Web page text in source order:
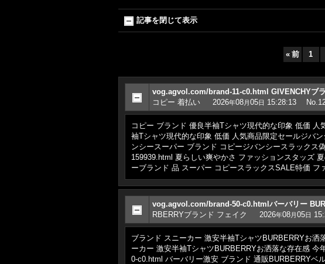
記事を閉じて表示
« 前 1
vog.agvol.com/brand-11-c0.html GIVENCHYブ
コピー 着払い
2026年08月05日 15:28:13
コピー ブランド 優良半袖Tシャツ現代的な印象 低価
袖Tシャツ現代的な印象 低価 人気商品限定セールジバ
ンシースーパー ブランド コピージバンシースラック
159939.html 夏らしい爽やかさ ファッションスタッズ
ーブランド 品 スーパー コピースラックスSALE特価
vog.agvol.com/brand-50-c0.htmlバーバリー
RBERRYブランド フェイク
2026年08月05日
ブランド スニーカー 激安半袖TシャツBURBERRYお
ーカー 激安半袖TシャツBURBERRYお洒落な存在感
0-c0.html バーバリー激安 ブランド 通販BURBERRYベ